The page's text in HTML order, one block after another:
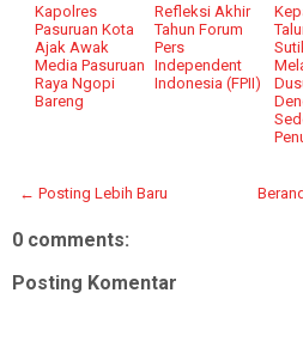
Kapolres
Pasuruan Kota
Ajak Awak
Media Pasuruan
Raya Ngopi
Bareng
Refleksi Akhir
Tahun Forum
Pers
Independent
Indonesia (FPII)
← Posting Lebih Baru
0 comments:
Posting Komentar